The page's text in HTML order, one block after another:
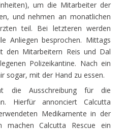
um die Mitarbeiter der
und nehmen an monatlichen
teil. Bei letzteren werden
Anliegen besprochen. Mittags
den Mitarbeitern Reis und Dal
Polizeikantine. Nach ein
sogar, mit der Hand zu essen.
die Ausschreibung für die
Hierfür annonciert Calcutta
Medikamente in der
machen Calcutta Rescue ein